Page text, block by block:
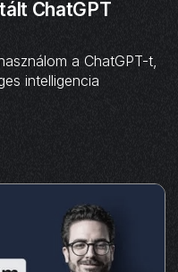
ChatGPT
a ChatGPT-t,
intelligencia